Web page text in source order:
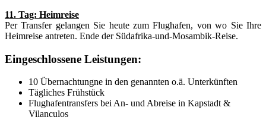
11. Tag: Heimreise
Per Transfer gelangen Sie heute zum Flughafen, von wo Sie Ihre
Heimreise antreten. Ende der Südafrika-und-Mosambik-Reise.
Eingeschlossene Leistungen:
10 Übernachtungne in den genannten o.ä. Unterkünften
Tägliches Frühstück
Flughafentransfers bei An- und Abreise in Kapstadt &
Vilanculos